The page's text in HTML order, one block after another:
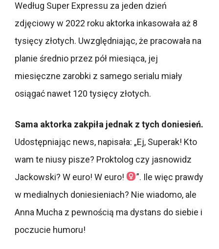
Według Super Expressu za jeden dzień
zdjęciowy w 2022 roku aktorka inkasowała aż 8
tysięcy złotych. Uwzględniając, że pracowała na
planie średnio przez pół miesiąca, jej
miesięczne zarobki z samego serialu miały
osiągać nawet 120 tysięcy złotych.
Sama aktorka zakpiła jednak z tych doniesień.
Udostępniając news, napisała: „Ej, Superak! Kto
wam te niusy pisze? Proktolog czy jasnowidz
Jackowski? W euro! W euro! ‍
”. Ile więc prawdy
w medialnych doniesieniach? Nie wiadomo, ale
Anna Mucha z pewnością ma dystans do siebie i
poczucie humoru!